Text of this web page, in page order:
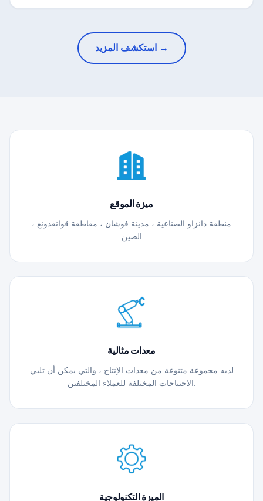
استكشف المزيد →
ميزة الموقع
منطقة دانزاو الصناعية ، مدينة فوشان ، مقاطعة قوانغدونغ ،
الصين
معدات مثالية
لديه مجموعة متنوعة من معدات الإنتاج ، والتي يمكن أن تلبي
الاحتياجات المختلفة للعملاء المختلفين.
الميزة التكنولوجية